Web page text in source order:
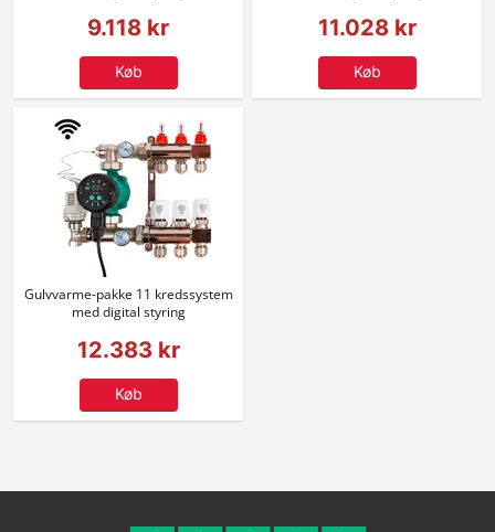
9.118 kr
Køb
11.028 kr
Køb
Gulvvarme-pakke 11 kredssystem
med digital styring
12.383 kr
Køb